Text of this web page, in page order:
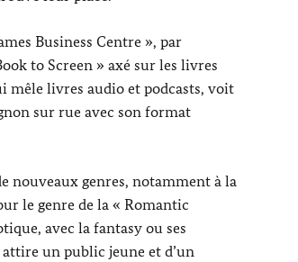
Business Centre », par
to Screen » axé sur les livres
mêle livres audio et podcasts, voit
sur rue avec son format
nouveaux genres, notamment à la
le genre de la « Romantic
avec la fantasy ou ses
un public jeune et d’un